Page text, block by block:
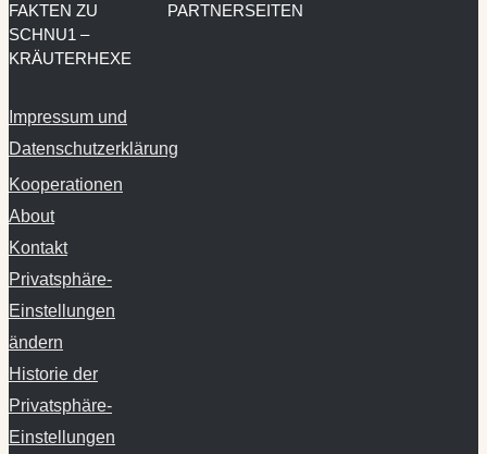
FAKTEN ZU
SCHNU1 –
KRÄUTERHEXE
Impressum und
Datenschutzerklärung
Kooperationen
About
Kontakt
Privatsphäre-
Einstellungen
ändern
Historie der
Privatsphäre-
Einstellungen
PARTNERSEITEN